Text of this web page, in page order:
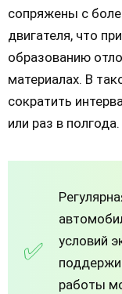
сопряжены с
двигателя, что
образованию
материалах. В
сократить
или раз в полгода.
условий
работы